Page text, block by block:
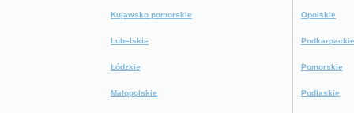
Kujawsko pomorskie
Lubelskie
Łódzkie
Małopolskie
Opolskie
Podkarpackie
Pomorskie
Podlaskie